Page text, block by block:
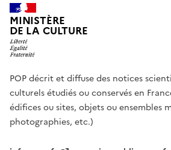
MINISTÈRE
DE LA CULTURE
POP décrit et diffuse des notices
culturels étudiés ou conservés en
édifices ou sites, objets ou ensembles
photographies, etc.)